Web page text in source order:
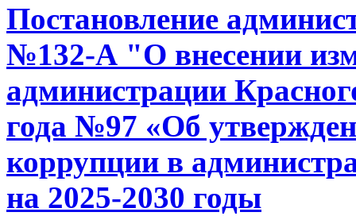
Постановление
№132-А "О внесении
администрации
года №97 «Об
коррупции в
на 2025-2030 годы